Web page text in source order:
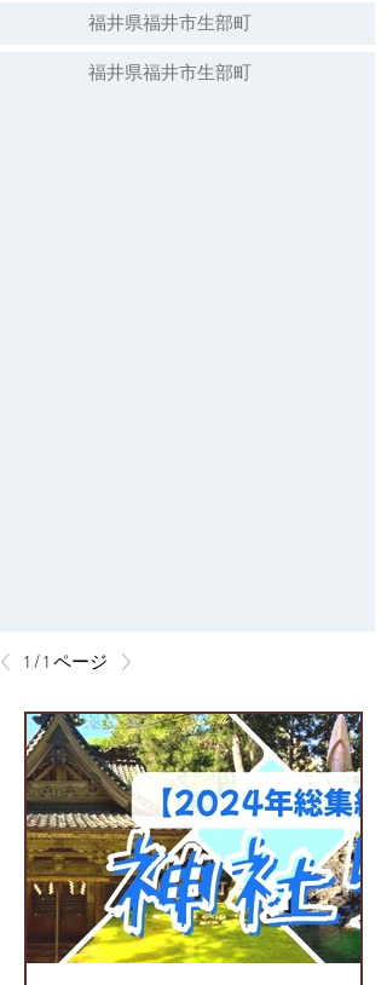
福井県福井市生部町
福井県福井市生部町
1 / 1 ページ